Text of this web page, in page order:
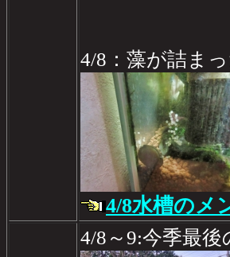
4/8：藻が詰ま
4/8水槽のメ
4/8～9:今季最後